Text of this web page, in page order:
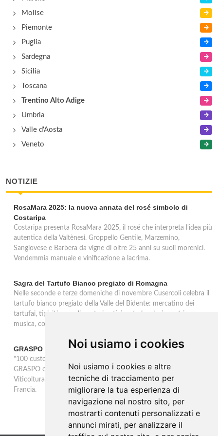
Noi usiamo i cookies
Noi usiamo i cookies e altre
tecniche di tracciamento per
migliorare la tua esperienza di
navigazione nel nostro sito, per
mostrarti contenuti personalizzati e
annunci mirati, per analizzare il
Molise
Piemonte
Puglia
Sardegna
Sicilia
Toscana
Trentino Alto Adige
Umbria
Valle d'Aosta
Veneto
NOTIZIE
RosaMara 2025: la nuova annata del rosé simbolo di
Costaripa
Costaripa presenta RosaMara 2025, il rosé che interpreta l'idea più
autentica della Valtènesi. Groppello Gentile, Marzemino,
Sangiovese e Barbera da vigne di oltre 25 anni su suoli morenici.
Vendemmia manuale e vinificazione a lacrima.
Sagra del Tartufo Bianco pregiato di Romagna
Nelle seconde e terze domeniche di novembre Cusercoli celebra il
tartufo bianco pregiato della Valle del Bidente: mercatino dei
tartufai, tipicità agroalimentari, artigianato locale, incontri e
musica, con premiazione del miglior tartufo trovato.
GRASPO vince l'Award OIV 2025
"100 custodi per 100 vitigni, la Biodiversità Viticola in Italia" di
GRASPO conquista l'Award 2025 dell'OIV nella categoria
Viticoltura. Il premio sarà consegnato il 21 ottobre a Digione in
Francia.